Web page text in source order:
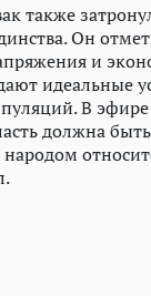
также
Он
и
идеальные
В эфире
должна